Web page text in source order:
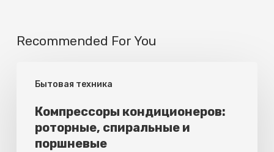
Recommended For You
Бытовая техника
кондиционеров:
роторные,
спиральные
Компрессоры кондиционеров:
роторные, спиральные и
поршневые